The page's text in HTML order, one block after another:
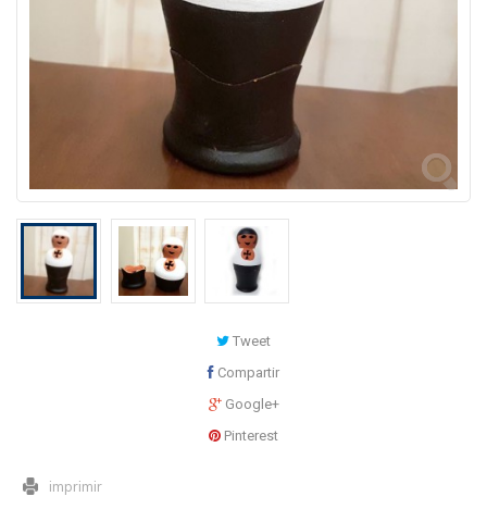
Tweet
Compartir
Google+
Pinterest
imprimir